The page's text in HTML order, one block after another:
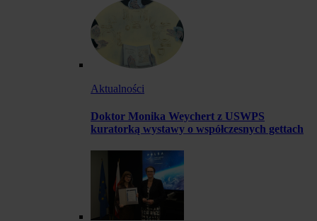
Aktualności
Doktor Monika Weychert z USWPS
kuratorką wystawy o współczesnych gettach